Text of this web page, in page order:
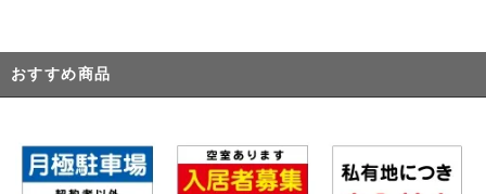
おすすめ商品